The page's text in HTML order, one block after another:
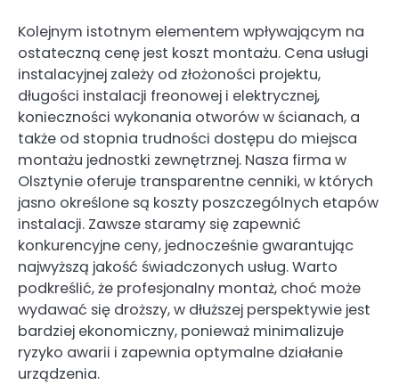
Kolejnym istotnym elementem wpływającym na
ostateczną cenę jest koszt montażu. Cena usługi
instalacyjnej zależy od złożoności projektu,
długości instalacji freonowej i elektrycznej,
konieczności wykonania otworów w ścianach, a
także od stopnia trudności dostępu do miejsca
montażu jednostki zewnętrznej. Nasza firma w
Olsztynie oferuje transparentne cenniki, w których
jasno określone są koszty poszczególnych etapów
instalacji. Zawsze staramy się zapewnić
konkurencyjne ceny, jednocześnie gwarantując
najwyższą jakość świadczonych usług. Warto
podkreślić, że profesjonalny montaż, choć może
wydawać się droższy, w dłuższej perspektywie jest
bardziej ekonomiczny, ponieważ minimalizuje
ryzyko awarii i zapewnia optymalne działanie
urządzenia.